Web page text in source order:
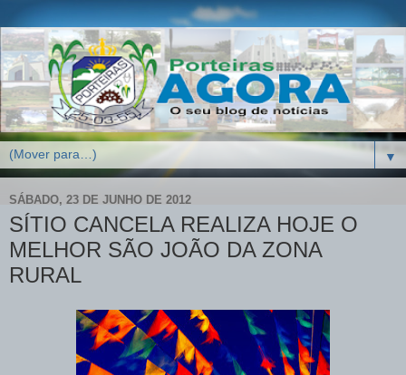
▼
SÁBADO, 23 DE JUNHO DE 2012
SÍTIO CANCELA REALIZA HOJE O
MELHOR SÃO JOÃO DA ZONA
RURAL